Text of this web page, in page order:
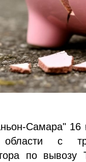
Самара" 16
области с
по